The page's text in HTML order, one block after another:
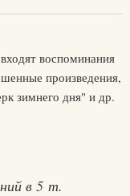
воспоминания
произведения,
зимнего дня" и др.
в 5 т.